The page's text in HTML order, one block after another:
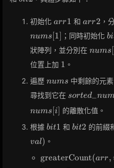
初始化 arr1
arr1 和 arr2
arr2 ，
nums [1] ；同時初始化 bi
狀陣列，並分別在 nums
位置上加 1
1 。
遍歷 nums
nums 中剩餘的元
尋找到它在 sorted_nu
nums [i] 的離散化值。
根據 bit1
bit1 和 bit2
bit2 的前綴
val) 。
greaterCount(arr,